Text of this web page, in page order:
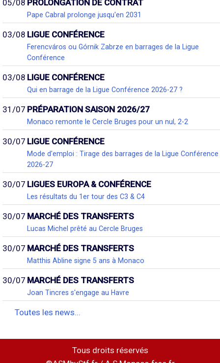
05/08 PROLONGATION DE CONTRAT
Pape Cabral prolonge jusqu'en 2031
03/08 LIGUE CONFÉRENCE
Ferencváros ou Górnik Zabrze en barrages de la Ligue
Conférence
03/08 LIGUE CONFÉRENCE
Qui en barrage de la Ligue Conférence 2026-27 ?
31/07 PRÉPARATION SAISON 2026/27
Monaco remonte le Cercle Bruges pour un nul, 2-2
30/07 LIGUE CONFÉRENCE
Mode d'emploi : Tirage des barrages de la Ligue Conférence
2026-27
30/07 LIGUES EUROPA & CONFÉRENCE
Les résultats du 1er tour des C3 & C4
30/07 MARCHÉ DES TRANSFERTS
Lucas Michel prêté au Cercle Bruges
30/07 MARCHÉ DES TRANSFERTS
Matthis Abline signe 5 ans à Monaco
30/07 MARCHÉ DES TRANSFERTS
Joan Tincres s'engage au Havre
Toutes les news...
Tous droits réservés